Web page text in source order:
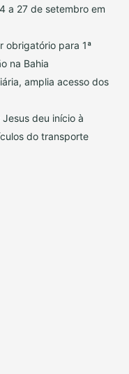
a 27 de setembro em
obrigatório para 1ª
na Bahia
amplia acesso dos
deu início à
do transporte